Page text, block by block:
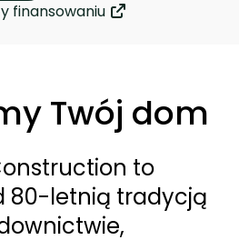
finansowaniu
Twój dom
to
80-letnią tradycją